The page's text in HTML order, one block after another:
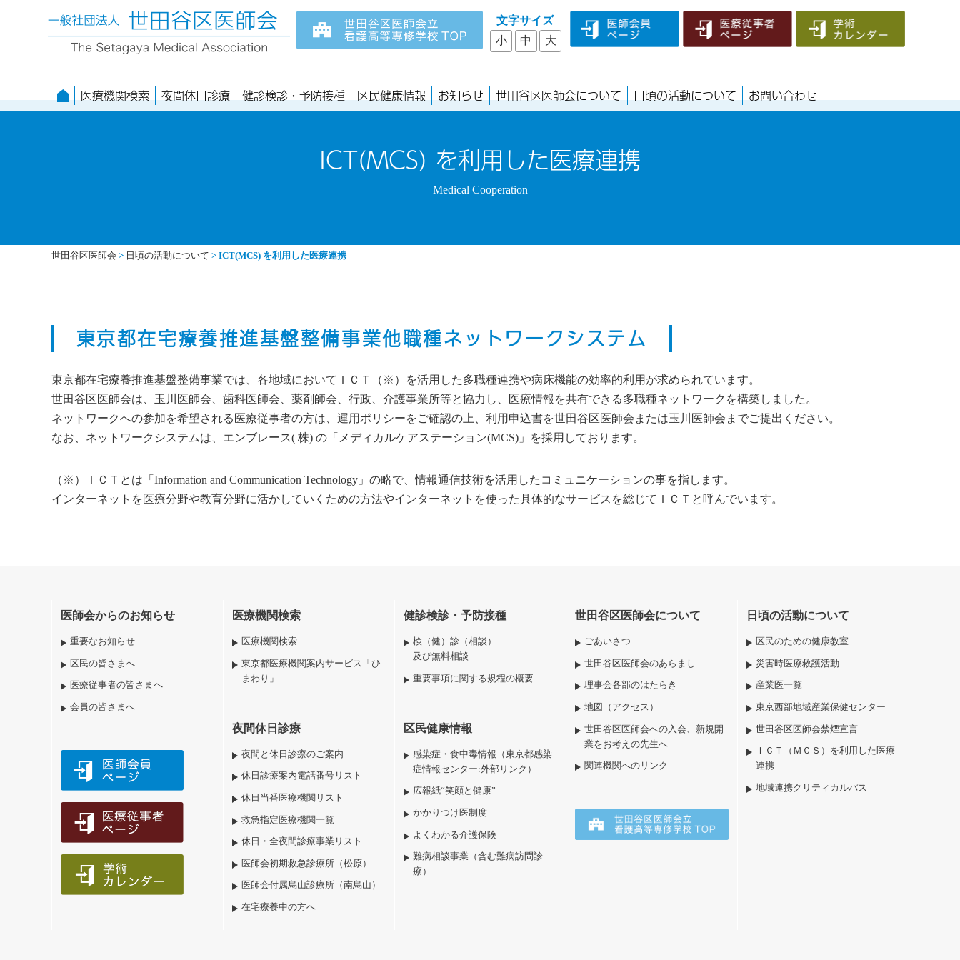
文字サイズ
小
中 大
医療機関検索 夜間休日診療 健診検診・予防接種 区民健康情報 お知らせ 世田谷区医師会について 日頃の活動について お問い合わせ
ICT(MCS) を利用した医療連携
Medical Cooperation
世田谷区医師会 > 日頃の活動について > ICT(MCS) を利用した医療連携
東京都在宅療養推進基盤整備事業他職種ネットワークシステム
東京都在宅療養推進基盤整備事業では、各地域においてＩＣＴ（※）を活用した多職種連携や病床機能の効率的利用が求められています。
世田谷区医師会は、玉川医師会、歯科医師会、薬剤師会、行政、介護事業所等と協力し、医療情報を共有できる多職種ネットワークを構築しました。
ネットワークへの参加を希望される医療従事者の方は、運用ポリシーをご確認の上、利用申込書を世田谷区医師会または玉川医師会までご提出ください。
なお、ネットワークシステムは、エンブレース( 株) の「メディカルケアステーション(MCS)」を採用しております。
（※）ＩＣＴとは「Information and Communication Technology」の略で、情報通信技術を活用したコミュニケーションの事を指します。
インターネットを医療分野や教育分野に活かしていくための方法やインターネットを使った具体的なサービスを総じてＩＣＴと呼んでいます。
医師会からのお知らせ
重要なお知らせ
区民の皆さまへ
医療従事者の皆さまへ
会員の皆さまへ
医療機関検索
医療機関検索
東京都医療機関案内サービス「ひ
まわり」
夜間休日診療
夜間と休日診療のご案内
休日診療案内電話番号リスト
休日当番医療機関リスト
救急指定医療機関一覧
休日・全夜間診療事業リスト
医師会初期救急診療所（松原）
医師会付属烏山診療所（南烏山）
在宅療養中の方へ
健診検診・予防接種
検（健）診（相談）
及び無料相談
重要事項に関する規程の概要
区民健康情報
感染症・食中毒情報（東京都感染
症情報センター:外部リンク）
広報紙“笑顔と健康”
かかりつけ医制度
よくわかる介護保険
難病相談事業（含む難病訪問診
療）
世田谷区医師会について
ごあいさつ
世田谷区医師会のあらまし
理事会各部のはたらき
地図（アクセス）
世田谷区医師会への入会、新規開
業をお考えの先生へ
関連機関へのリンク
日頃の活動について
区民のための健康教室
災害時医療救護活動
産業医一覧
東京西部地域産業保健センター
世田谷区医師会禁煙宣言
ＩＣＴ（ＭＣＳ）を利用した医療
連携
地域連携クリティカルパス